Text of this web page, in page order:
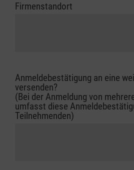
Firmenstandort
Anmeldebestätigung an eine
versenden?
(Bei der Anmeldung von
umfasst diese
Teilnehmenden)